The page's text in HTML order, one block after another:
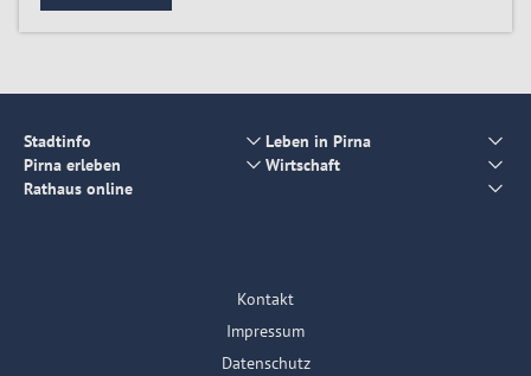
Stadtinfo
Leben in Pirna
Pirna erleben
Wirtschaft
Rathaus online
Kontakt
Impressum
Datenschutz